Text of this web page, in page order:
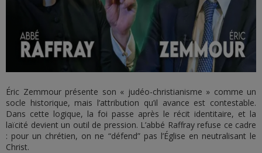
Éric Zemmour présente son « judéo-christianisme » comme un
socle historique, mais l’attribution qu’il avance est contestable.
Dans cette logique, la foi passe après le récit identitaire, et la
laïcité devient un outil de pression. L’abbé Raffray refuse ce cadre
: pour un chrétien, on ne “défend” pas l’Église en neutralisant le
Christ.